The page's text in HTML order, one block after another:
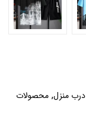
منزل, محصولات